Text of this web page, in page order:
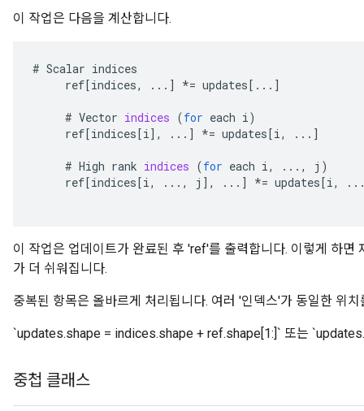
이 작업은 다음을 계산합니다.
# Scalar indices
ref[indices, ... ] *= updates[ ... ]
# Vector indices (for each i)
ref[indices[i] , ... ] *= updates[i, ... ]
# High rank indices (for each i, ..., j )
ref[indices[i, ..., j ] , ... ] *= updates[i,
이 작업은 업데이트가 완료된 후 'ref'를 출력합니다. 이렇게 하면
가 더 쉬워집니다.
중복된 항목은 올바르게 처리됩니다. 여러 '인덱스'가 동일한 위
`updates.shape = indices.shape + ref.shape[1:]` 또는
중첩 클래스